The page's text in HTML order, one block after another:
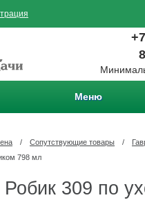
Меню
/ Сопутствующие товары /
798 мл
Робик 309 по